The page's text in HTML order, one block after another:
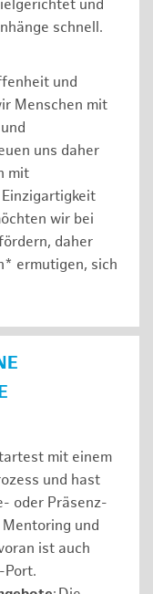
und
schnell.
und
Menschen mit
uns daher
mit
wir bei
daher
ermutigen, sich
mit einem
und hast
oder Präsenz-
und
ist auch
Port.